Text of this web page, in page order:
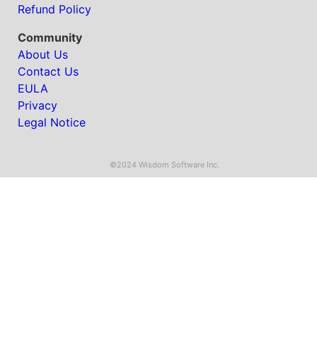
Refund Policy
Community
About Us
Contact Us
EULA
Privacy
Legal Notice
©2024 Wisdom Software Inc.